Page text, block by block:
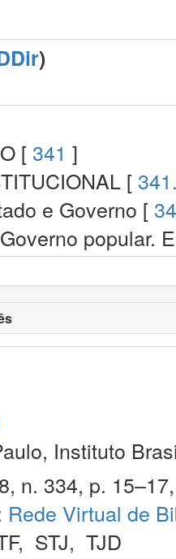
)
[ 341 ]
[
e Governo [
popular.
Instituto
n. 334, p.
Rede Virtual de
, STJ, TJD